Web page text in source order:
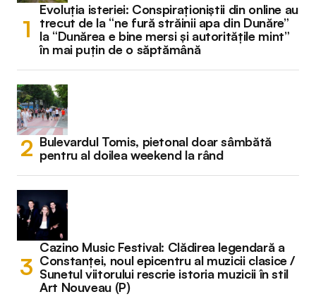
Evoluția isteriei: Conspiraționiștii din online au
trecut de la “ne fură străinii apa din Dunăre”
la “Dunărea e bine mersi și autoritățile mint”
în mai puțin de o săptămână
Bulevardul Tomis, pietonal doar sâmbătă
pentru al doilea weekend la rând
Cazino Music Festival: Clădirea legendară a
Constanței, noul epicentru al muzicii clasice /
Sunetul viitorului rescrie istoria muzicii în stil
Art Nouveau (P)